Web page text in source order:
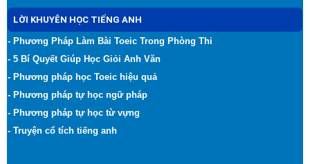
LỜI KHUYÊN HỌC TIẾNG ANH
- Phương Pháp Làm Bài Toeic Trong Phòng Thi
- 5 Bí Quyết Giúp Học Giỏi Anh Văn
- Phương pháp học Toeic hiệu quả
- Phương pháp tự học ngữ pháp
- Phương pháp tự học từ vựng
- Truyện cổ tích tiếng anh